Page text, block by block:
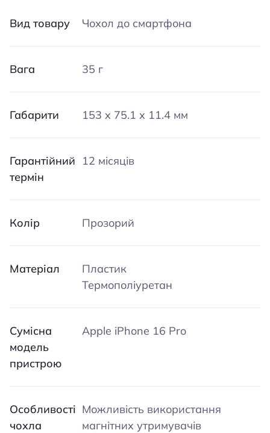
Вид товару Чохол до смартфона
Вага 35 г
Габарити 153 x 75.1 x 11.4 мм
Гарантійний
термін
12 місяців
Колір Прозорий
Матеріал
Пластик
Термополіуретан
Сумісна
модель
пристрою
Apple iPhone 16 Pro
Особливості
чохла
Можливість використання
магнітних утримувачів